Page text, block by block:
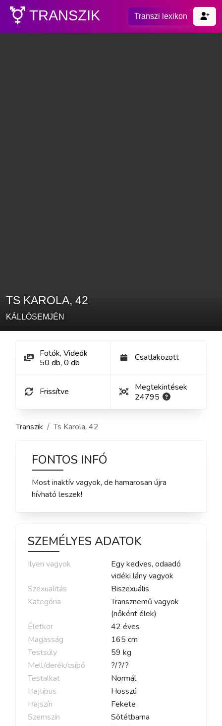
TRANSZIK Transzi lexikon
TS KAROLA, 42
KÁLLÓSEMJÉN
Fotók, Videók
50 db, 0 db Csatlakozott
Frissítve
Megtekintések
24795
Transzik Ts Karola, 42
FONTOS INFÓ
Most inaktív vagyok, de hamarosan újra
hívható leszek!
SZEMÉLYES ADATOK
Ilyen vagyok
Egy kedves, odaadó
vidéki lány vagyok
Szexualitás
Biszexuális
Kategória
Transznemű vagyok
(nőként élek)
Életkor
42 éves
Magasság
165 cm
Testsúly
59 kg
Mell/derék/csípő
?/?/?
Testalkat
Normál
Hajtípus
Hosszú
Hajszín
Fekete
Szemszín
Sötétbarna